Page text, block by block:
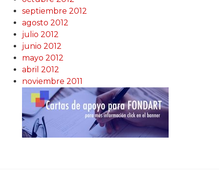
septiembre 2012
agosto 2012
julio 2012
junio 2012
mayo 2012
abril 2012
noviembre 2011